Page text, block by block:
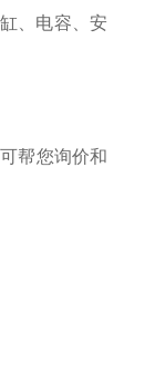
、电容、安
帮您询价和